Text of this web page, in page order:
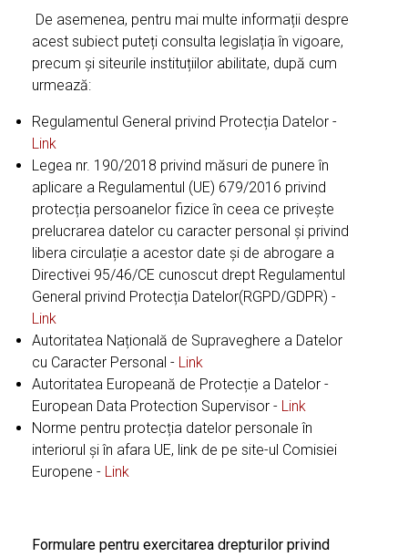
De asemenea, pentru mai multe informații despre
acest subiect puteți consulta legislația în vigoare,
precum și siteurile instituțiilor abilitate, după cum
urmează:
Regulamentul General privind Protecția Datelor -
Link
Legea nr. 190/2018 privind măsuri de punere în
aplicare a Regulamentul (UE) 679/2016 privind
protecția persoanelor fizice în ceea ce privește
prelucrarea datelor cu caracter personal și privind
libera circulație a acestor date și de abrogare a
Directivei 95/46/CE cunoscut drept Regulamentul
General privind Protecția Datelor(RGPD/GDPR) -
Link
Autoritatea Națională de Supraveghere a Datelor
cu Caracter Personal - Link
Autoritatea Europeană de Protecție a Datelor -
European Data Protection Supervisor - Link
Norme pentru protecția datelor personale în
interiorul și în afara UE, link de pe site-ul Comisiei
Europene - Link
Formulare pentru exercitarea drepturilor privind